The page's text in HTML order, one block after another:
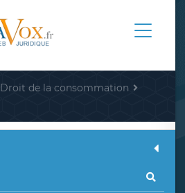
Droit de la consommation